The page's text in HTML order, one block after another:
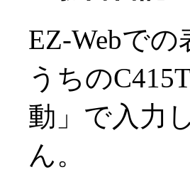
EZ-Webで
うちの
動」で入力
ん。